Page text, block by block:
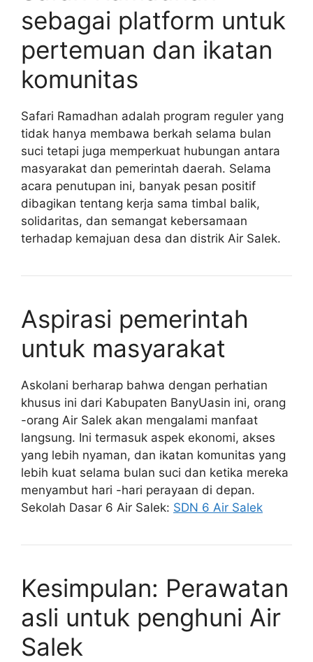
sebagai platform untuk
pertemuan dan ikatan
komunitas
Safari Ramadhan adalah program reguler yang
tidak hanya membawa berkah selama bulan
suci tetapi juga memperkuat hubungan antara
masyarakat dan pemerintah daerah. Selama
acara penutupan ini, banyak pesan positif
dibagikan tentang kerja sama timbal balik,
solidaritas, dan semangat kebersamaan
terhadap kemajuan desa dan distrik Air Salek.
Aspirasi pemerintah
untuk masyarakat
Askolani berharap bahwa dengan perhatian
khusus ini dari Kabupaten BanyUasin ini, orang
-orang Air Salek akan mengalami manfaat
langsung. Ini termasuk aspek ekonomi, akses
yang lebih nyaman, dan ikatan komunitas yang
lebih kuat selama bulan suci dan ketika mereka
menyambut hari -hari perayaan di depan.
Sekolah Dasar 6 Air Salek: SDN 6 Air Salek
Kesimpulan: Perawatan
asli untuk penghuni Air
Salek